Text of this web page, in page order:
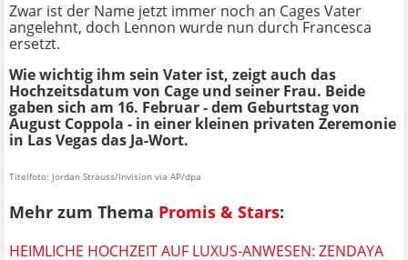
Zwar ist der Name jetzt immer noch an Cages Vater
angelehnt, doch Lennon wurde nun durch Francesca
ersetzt.
Wie wichtig ihm sein Vater ist, zeigt auch das
Hochzeitsdatum von Cage und seiner Frau. Beide
gaben sich am 16. Februar - dem Geburtstag von
August Coppola - in einer kleinen privaten Zeremonie
in Las Vegas das Ja-Wort.
Titelfoto: Jordan Strauss/Invision via AP/dpa
Mehr zum Thema Promis & Stars:
HEIMLICHE HOCHZEIT AUF LUXUS-ANWESEN: ZENDAYA